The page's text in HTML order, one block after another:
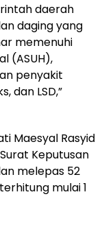
daerah
daging yang
memenuhi
(ASUH),
penyakit
dan LSD,”
Maesyal Rasyid
Keputusan
melepas 52
mulai 1